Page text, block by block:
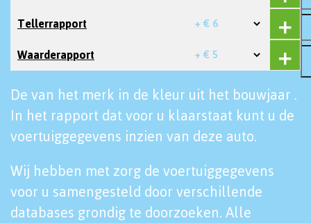
Tellerrapport + € 6
Waarderapport + € 5
De van het merk in de kleur uit het bouwjaar .
In het rapport dat voor u klaarstaat kunt u de
voertuiggegevens inzien van deze auto.
Wij hebben met zorg de voertuiggegevens
voor u samengesteld door verschillende
databases grondig te doorzoeken. Alle